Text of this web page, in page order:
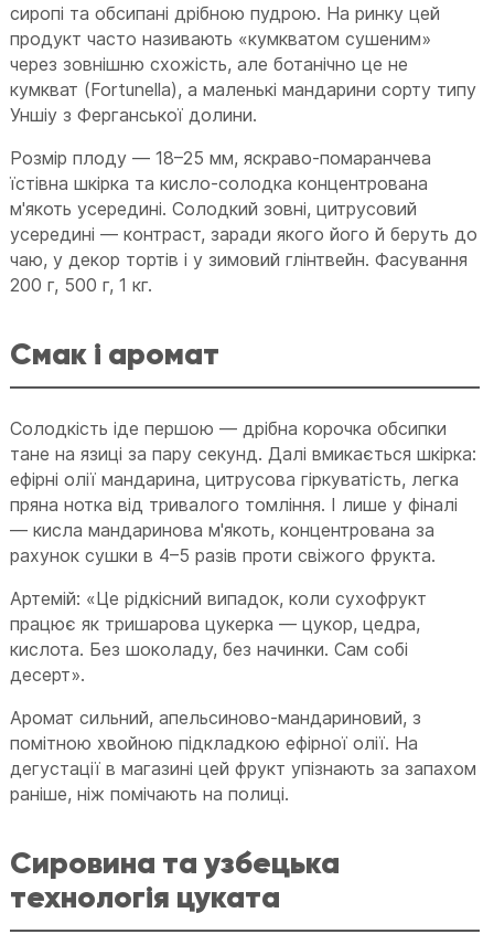
сиропі та обсипані дрібною пудрою. На ринку цей
продукт часто називають «кумкватом сушеним»
через зовнішню схожість, але ботанічно це не
кумкват (Fortunella), а маленькі мандарини сорту типу
Уншіу з Ферганської долини.
Розмір плоду — 18–25 мм, яскраво-помаранчева
їстівна шкірка та кисло-солодка концентрована
м'якоть усередині. Солодкий зовні, цитрусовий
усередині — контраст, заради якого його й беруть до
чаю, у декор тортів і у зимовий глінтвейн. Фасування
200 г, 500 г, 1 кг.
Смак і аромат
Солодкість іде першою — дрібна корочка обсипки
тане на язиці за пару секунд. Далі вмикається шкірка:
ефірні олії мандарина, цитрусова гіркуватість, легка
пряна нотка від тривалого томління. І лише у фіналі
— кисла мандаринова м'якоть, концентрована за
рахунок сушки в 4–5 разів проти свіжого фрукта.
Артемій: «Це рідкісний випадок, коли сухофрукт
працює як тришарова цукерка — цукор, цедра,
кислота. Без шоколаду, без начинки. Сам собі
десерт».
Аромат сильний, апельсиново-мандариновий, з
помітною хвойною підкладкою ефірної олії. На
дегустації в магазині цей фрукт упізнають за запахом
раніше, ніж помічають на полиці.
Сировина та узбецька
технологія цуката